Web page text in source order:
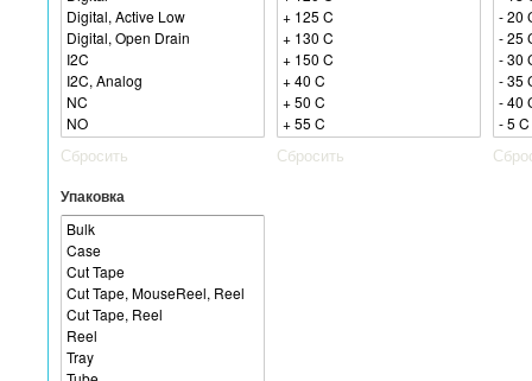
Сбросить Сбросить
Упаковка